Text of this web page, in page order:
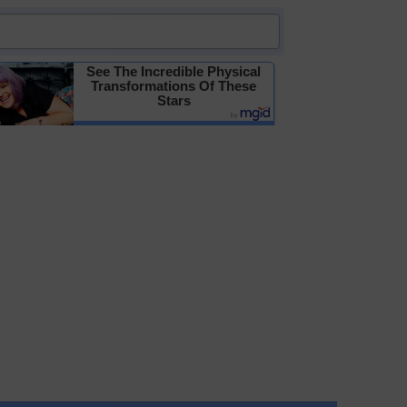
See The Incredible Physical
Transformations Of These
Stars